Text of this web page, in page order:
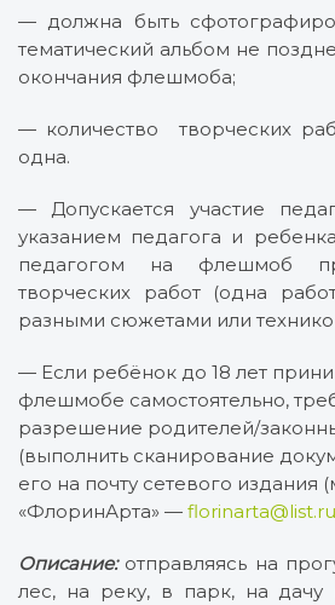
— должна быть
тематический альбом не
окончания флешмоба;
— количество творческих
одна.
— Допускается участие
указанием педагога и
педагогом на флешмоб
творческих работ (одна
разными сюжетами или
— Если ребёнок до 18 лет
флешмобе самостоятельно,
разрешение родителей/
(выполнить сканирование
его на почту сетевого издания
«ФлоринАрта» — florinarta@list.ru
Описание: отправляясь на
лес, на реку, в парк, на дачу